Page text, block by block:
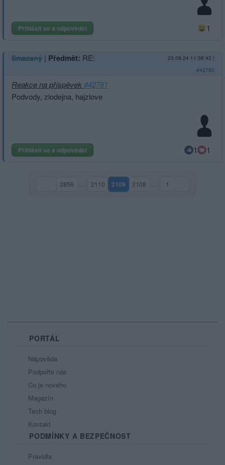
Přihlásit se a odpovědět 1
Smazaný | Předmět: RE: 23.09.24 11:38:42 |
#42783
Reakce na příspěvek#42781
Podvody, zlodejna, hajzlove
Přihlásit se a odpovědět 1 1
2856 2110 2109(aktuální strana)
2108 1
PORTÁL
Nápověda
Podpořte nás
Co je nového
Magazín
Tech blog
Kontakt
PODMÍNKY A BEZPEČNOST
Pravidla